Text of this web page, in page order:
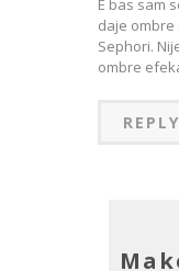
E bas sam
daje ombre
Sephori.
ombre
REPLY